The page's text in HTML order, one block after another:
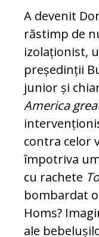
A devenit
răstimp de
izolaționist,
președinții
junior și
America
contra celor
împotriva
cu rachete
bombardat
Homs?
ale